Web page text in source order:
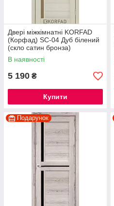
Двері міжкімнатні KORFAD
(Корфад) SC-04 Дуб білений
(скло сатин бронза)
В наявності
5 190 ₴
Купити
Подарунок